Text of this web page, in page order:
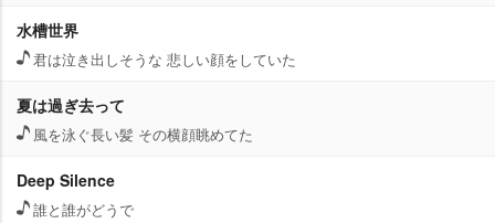
水槽世界
君は泣き出しそうな 悲しい顔をしていた
夏は過ぎ去って
風を泳ぐ長い髪 その横顔眺めてた
Deep Silence
誰と誰がどうで